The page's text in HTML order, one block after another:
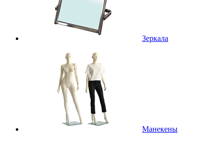
Зеркала
Манекены